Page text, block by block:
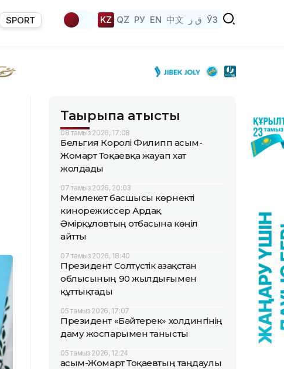
SPORT KZ QZ РУ EN 中文 ق ز ЎЗ
Тақырыпқа қатысты
08 тамыз 2026, 17:08
Бельгия Королі Филипп Қасым-
Жомарт Тоқаевқа жауап хат
жолдады
07 тамыз 2026, 20:03
Мемлекет басшысы көрнекті
кинорежиссер Ардақ
Әмірқұловтың отбасына көңіл
айтты
07 тамыз 2026, 18:40
Президент Солтүстік Қазақстан
облысының 90 жылдығымен
құттықтады
05 тамыз 2026, 17:07
Президент «Бәйтерек» холдингінің
даму жоспарымен танысты
05 тамыз 2026, 12:24
Қасым-Жомарт Тоқаевтың таңдаулы